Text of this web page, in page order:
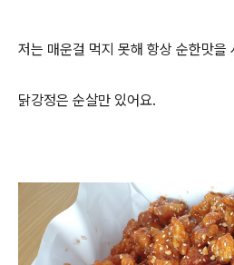
저는 매운걸 먹지 못해 항상 순한맛을
닭강정은 순살만 있어요.